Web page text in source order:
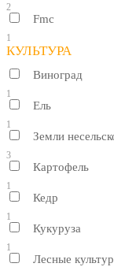
2
Fmc
1
КУЛЬТУРА
Виноград
1
Ель
1
Земли
3
Картофель
1
Кедр
1
Кукуруза
1
Лесные